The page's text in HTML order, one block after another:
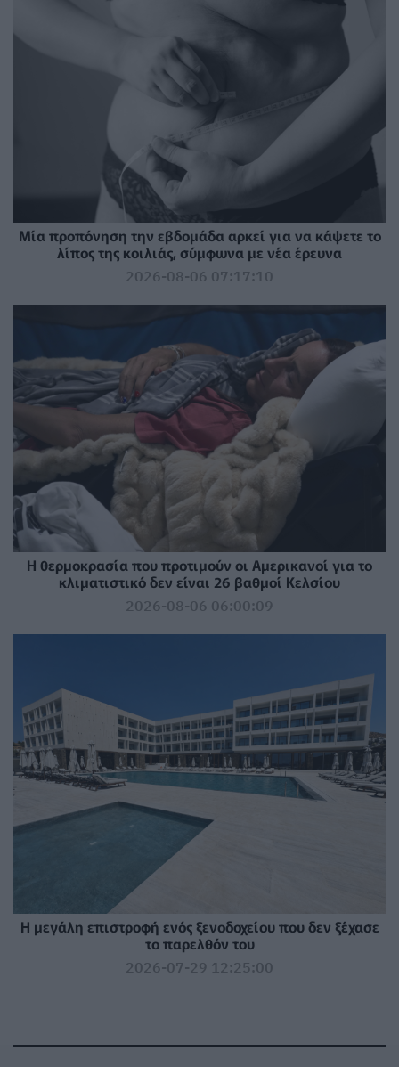
Μία προπόνηση την εβδομάδα αρκεί για να κάψετε το
λίπος της κοιλιάς, σύμφωνα με νέα έρευνα
2026-08-06 07:17:10
Η θερμοκρασία που προτιμούν οι Αμερικανοί για το
κλιματιστικό δεν είναι 26 βαθμοί Κελσίου
2026-08-06 06:00:09
Η μεγάλη επιστροφή ενός ξενοδοχείου που δεν ξέχασε
το παρελθόν του
2026-07-29 12:25:00